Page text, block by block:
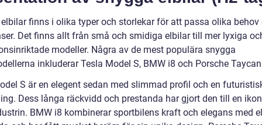
finns i olika typer och storlekar för att passa olika behov
Det finns allt från små och smidiga elbilar till mer lyxiga
modeller. Några av de mest populära snygga
inkluderar Tesla Model S, BMW i8 och Porsche
S är en elegent sedan med slimmad profil och en
Dess långa räckvidd och prestanda har gjort den till en
BMW i8 kombinerar sportbilens kraft och elegans med